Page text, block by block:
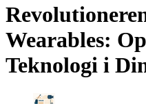
Wearables:
Teknologi i